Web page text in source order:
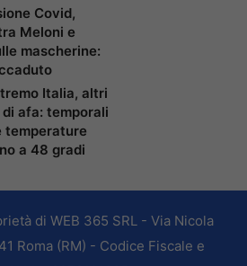
Covid,
Meloni e
mascherine:
Italia, altri
di afa: temporali
temperature
a 48 gradi
di WEB 365 SRL - Via Nicola
Roma (RM) - Codice Fiscale e